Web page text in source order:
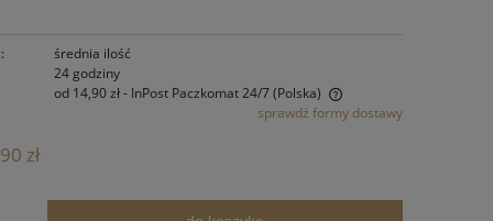
średnia ilość
24 godziny
od 14,90 zł- InPost Paczkomat 24/7(Polska)
sprawdź formy dostawy
zł